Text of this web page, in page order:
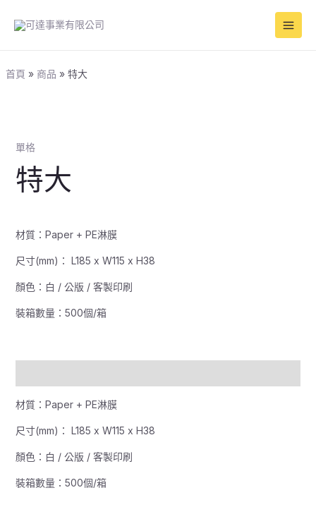
內
Main
首頁 商品 特大
單格
特大
材質：Paper + PE淋膜
尺寸(mm)： L185 x W115 x H38
顏色：白 / 公版 / 客製印刷
裝箱數量：500個/箱
材質：Paper + PE淋膜
尺寸(mm)： L185 x W115 x H38
顏色：白 / 公版 / 客製印刷
裝箱數量：500個/箱